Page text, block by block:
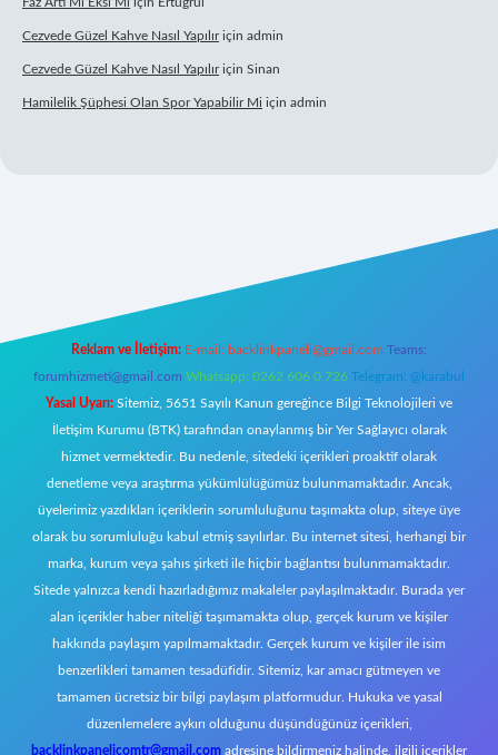
Cezvede Güzel Kahve Nasıl Yapılıriçin admin
Cezvede Güzel Kahve Nasıl Yapılıriçin Sinan
Hamilelik Şüphesi Olan Spor Yapabilir Mi için admin
Reklam ve İletişim: E-mail: backlinkpaneli@gmail.com Teams:
forumhizmeti@gmail.com Whatsapp: 0262 606 0 726 Telegram: @karabul
Yasal Uyarı: Sitemiz, 5651 Sayılı Kanun gereğince Bilgi Teknolojileri ve
İletişim Kurumu (BTK) tarafından onaylanmış bir Yer Sağlayıcı olarak
hizmet vermektedir. Bu nedenle, sitedeki içerikleri proaktif olarak
denetleme veya araştırma yükümlülüğümüz bulunmamaktadır. Ancak,
üyelerimiz yazdıkları içeriklerin sorumluluğunu taşımakta olup, siteye üye
olarak bu sorumluluğu kabul etmiş sayılırlar. Bu internet sitesi, herhangi bir
marka, kurum veya şahıs şirketi ile hiçbir bağlantısı bulunmamaktadır.
Sitede yalnızca kendi hazırladığımız makaleler paylaşılmaktadır. Burada yer
alan içerikler haber niteliği taşımamakta olup, gerçek kurum ve kişiler
hakkında paylaşım yapılmamaktadır. Gerçek kurum ve kişiler ile isim
benzerlikleri tamamen tesadüfidir. Sitemiz, kar amacı gütmeyen ve
tamamen ücretsiz bir bilgi paylaşım platformudur. Hukuka ve yasal
düzenlemelere aykırı olduğunu düşündüğünüz içerikleri,
backlinkpanelicomtr@gmail.com adresine bildirmeniz halinde, ilgili içerikler